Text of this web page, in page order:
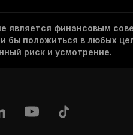
является финансовым
положиться в любых
риск и усмотрение.